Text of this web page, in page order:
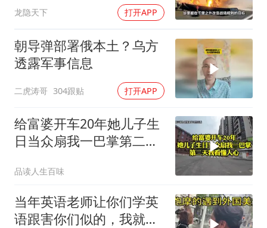
龙隐天下 打开APP
朝导弹部署俄本土？乌方
透露军事信息
二虎涛哥 304跟贴 打开APP
给富婆开车20年她儿子生
日当众扇我一巴掌第二天
品读人生百味
当年英语老师让你们学英
语跟害你们似的，我就是